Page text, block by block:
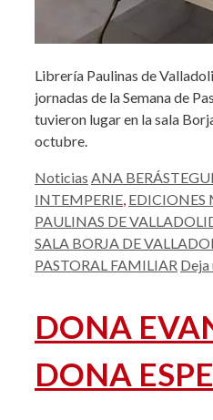
Librería Paulinas de
jornadas de la Semana de
tuvieron lugar en la sala
octubre.
Categorías
Noticias Etiquetas
ANA BERÁSTEGUI
INTEMPERIE, EDICIONES
PAULINAS DE
SALA BORJA DE
PASTORAL FAMILIAR Deja
DONA
DONA